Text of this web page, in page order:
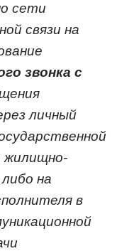
сети
связи на
звонка с
личный
жилищно-
на
в